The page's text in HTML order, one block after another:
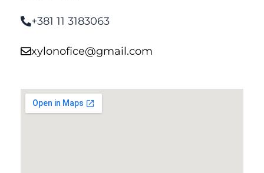
+381 11 3183063
xylonofice@gmail.com